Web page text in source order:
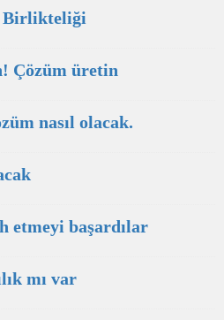
Birlikteliği
Çözüm üretin
nasıl olacak.
etmeyi başardılar
mı var